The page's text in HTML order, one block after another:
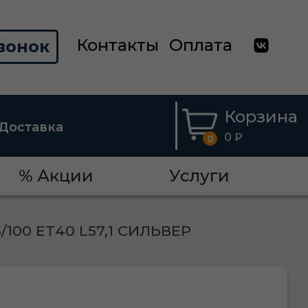
Контакты Оплата
0
Корзина
0 ₽
% Акции Услуги
100 ЕТ40 L57,1 СИЛЬВЕР